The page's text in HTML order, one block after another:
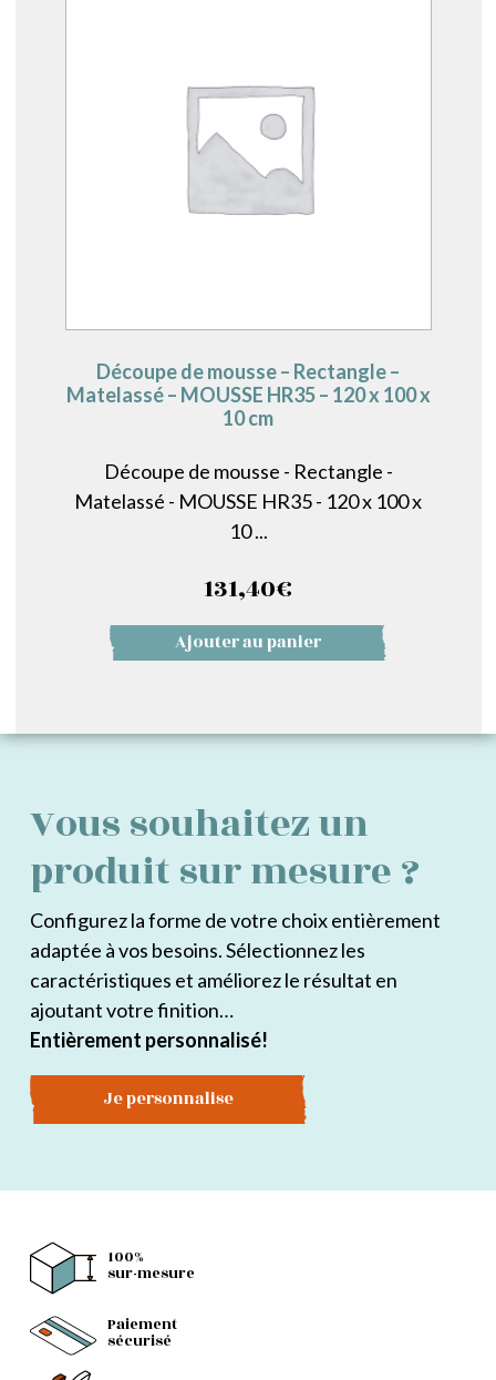
Découpe de mousse – Rectangle –
Matelassé – MOUSSE HR35 – 120 x 100 x
10 cm
Découpe de mousse - Rectangle -
Matelassé - MOUSSE HR35 - 120 x 100 x
10 ...
131,40€
Ajouter au panier
Vous souhaitez un
produit sur mesure ?
Configurez la forme de votre choix entièrement
adaptée à vos besoins. Sélectionnez les
caractéristiques et améliorez le résultat en
ajoutant votre finition…
Entièrement personnalisé!
Je personnalise
100%
sur-mesure
Paiement
sécurisé